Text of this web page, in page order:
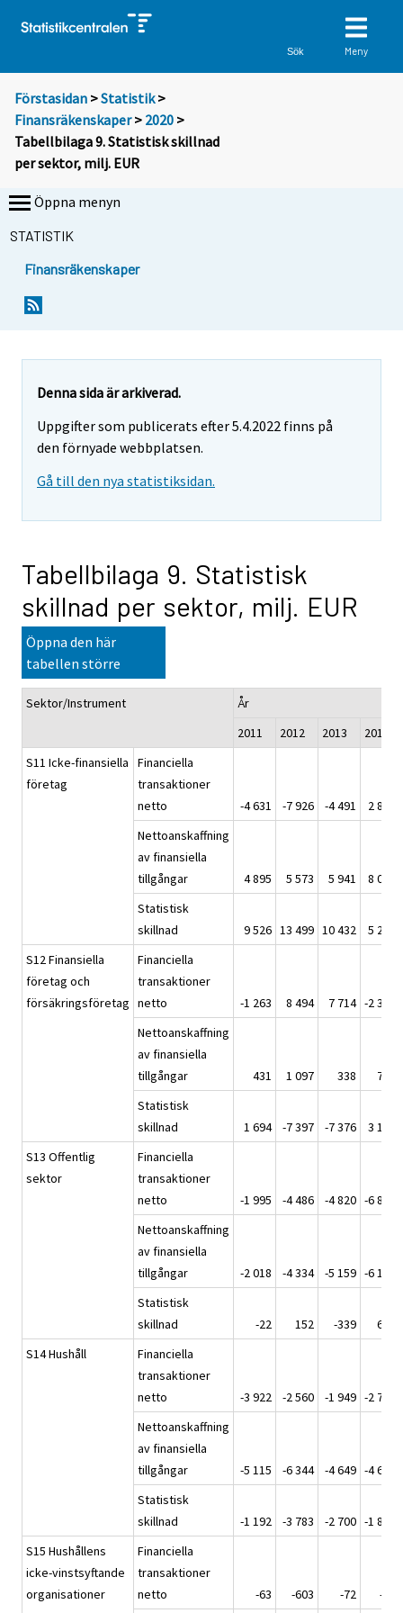
Sök Meny
Förstasidan >Statistik >
Finansräkenskaper> 2020 >
Tabellbilaga 9. Statistisk skillnad
per sektor, milj. EUR
Öppna menyn
STATISTIK
Finansräkenskaper
Denna sida är arkiverad.
Uppgifter som publicerats efter 5.4.2022 finns på
den förnyade webbplatsen.
Gå till den nya statistiksidan.
Tabellbilaga 9. Statistisk
skillnad per sektor, milj. EUR
Öppna den här
tabellen större
Sektor/Instrument
År
2011
2012 2013
2014
S11 Icke-finansiella
företag
Financiella
transaktioner
netto
-4 631 -7 926 -4 491
2 808
Nettoanskaffning
av finansiella
tillgångar
4 895 5 573 5 941
8 010
Statistisk
skillnad
9 526 13 499 10 432
5 201
S12 Finansiella
företag och
försäkringsföretag
Financiella
transaktioner
netto
-1 263 8 494 7 714 -2 355
Nettoanskaffning
av finansiella
tillgångar
431 1 097 338
747
Statistisk
skillnad
1 694 -7 397 -7 376
3 102
S13 Offentlig
sektor
Financiella
transaktioner
netto
-1 995 -4 486 -4 820 -6 872
Nettoanskaffning
av finansiella
tillgångar
-2 018 -4 334 -5 159 -6 181
Statistisk
skillnad
-22 152 -339
691
S14 Hushåll
Financiella
transaktioner
netto
-3 922 -2 560 -1 949 -2 770
Nettoanskaffning
av finansiella
tillgångar
-5 115 -6 344 -4 649 -4 617
Statistisk
skillnad
-1 192 -3 783 -2 700 -1 847
S15 Hushållens
icke-vinstsyftande
organisationer
Financiella
transaktioner
netto
-63 -603 -72 -71